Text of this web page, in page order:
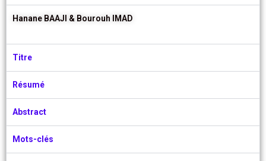
Hanane BAAJI & Bourouh IMAD
Titre
Résumé
Abstract
Mots-clés